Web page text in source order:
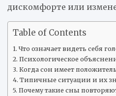
дискомфорте или
Table of Contents
Что означает видеть себя
Психологическое
Когда сон имеет
Типичные ситуации и их
Почему такие сны